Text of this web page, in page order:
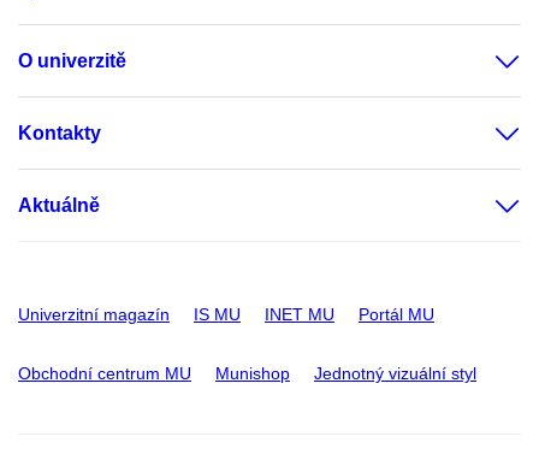
O univerzitě
Kontakty
Aktuálně
Univerzitní magazín IS MU INET MU Portál MU
Obchodní centrum MU Munishop Jednotný vizuální styl